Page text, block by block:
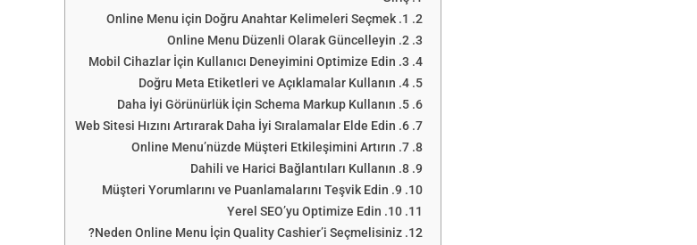
1. Online Menu için Doğru Anahtar Kelimeleri Seçmek
2. Online Menu Düzenli Olarak Güncelleyin
3. Mobil Cihazlar İçin Kullanıcı Deneyimini Optimize Edin
4. Doğru Meta Etiketleri ve Açıklamalar Kullanın
5. Daha İyi Görünürlük İçin Schema Markup Kullanın
6. Web Sitesi Hızını Artırarak Daha İyi Sıralamalar Elde Edin
7. Online Menu’nüzde Müşteri Etkileşimini Artırın
8. Dahili ve Harici Bağlantıları Kullanın
9. Müşteri Yorumlarını ve Puanlamalarını Teşvik Edin
10. Yerel SEO’yu Optimize Edin
Neden Online Menu İçin Quality Cashier’i Seçmelisiniz?